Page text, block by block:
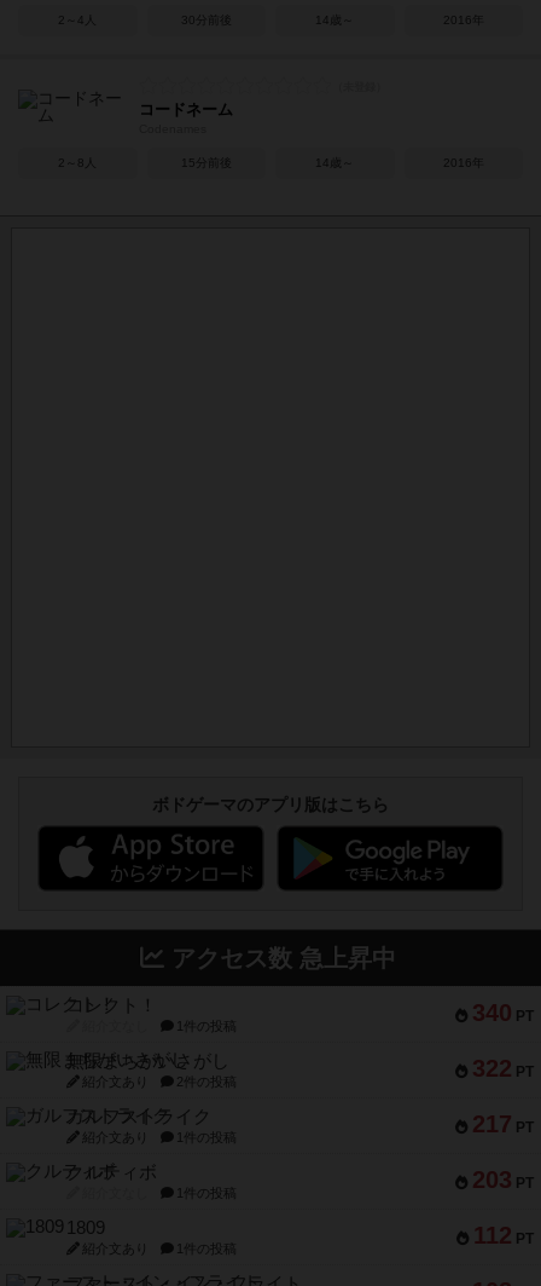
2～4人 30分前後 14歳～ 2016年
コードネーム
2～8人 15分前後 14歳～ 2016年
ボドゲーマのアプリ版はこちら
アクセス数 急上昇中
340 PT
コレクト！
1件の投稿
322 PT
無限まちがいさがし
紹介文あり 2件の投稿
217 PT
ガルフストライク
紹介文あり 1件の投稿
203 PT
クルティボ
1件の投稿
112 PT
1809
紹介文あり 1件の投稿